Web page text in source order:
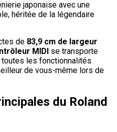
japonaise avec une
héritée de la légendaire
de 83,9 cm de largeur
MIDI se transporte
les fonctionnalités
de vous-même lors de
du Roland